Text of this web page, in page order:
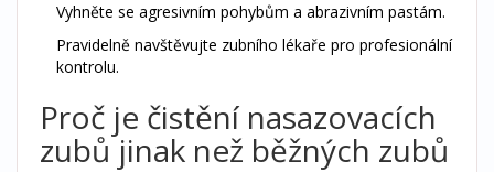
Vyhněte se agresivním pohybům a abrazivním pastám.
Pravidelně navštěvujte zubního lékaře pro profesionální
kontrolu.
Proč je čistění nasazovacích
zubů jinak než běžných zubů